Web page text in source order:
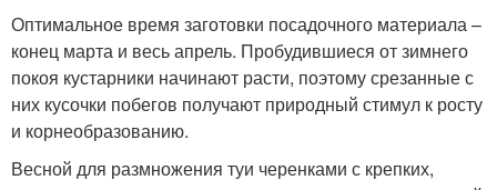
Оптимальное время заготовки посадочного материала –
конец марта и весь апрель. Пробудившиеся от зимнего
покоя кустарники начинают расти, поэтому срезанные с
них кусочки побегов получают природный стимул к росту
и корнеобразованию.
Весной для размножения туи черенками с крепких,